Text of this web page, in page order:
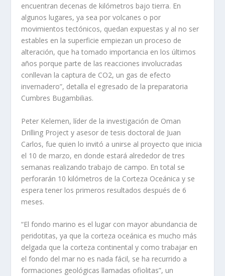
encuentran decenas de kilómetros bajo tierra. En
algunos lugares, ya sea por volcanes o por
movimientos tectónicos, quedan expuestas y al no ser
estables en la superficie empiezan un proceso de
alteración, que ha tomado importancia en los últimos
años porque parte de las reacciones involucradas
conllevan la captura de CO2, un gas de efecto
invernadero”, detalla el egresado de la preparatoria
Cumbres Bugambilias.
Peter Kelemen, líder de la investigación de Oman
Drilling Project y asesor de tesis doctoral de Juan
Carlos, fue quien lo invitó a unirse al proyecto que inicia
el 10 de marzo, en donde estará alrededor de tres
semanas realizando trabajo de campo. En total se
perforarán 10 kilómetros de la Corteza Oceánica y se
espera tener los primeros resultados después de 6
meses.
“El fondo marino es el lugar con mayor abundancia de
peridotitas, ya que la corteza oceánica es mucho más
delgada que la corteza continental y como trabajar en
el fondo del mar no es nada fácil, se ha recurrido a
formaciones geológicas llamadas ofiolitas”, un